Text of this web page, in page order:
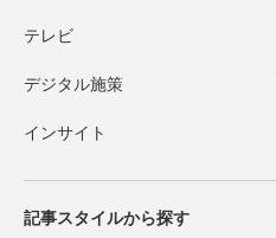
テレビ
デジタル施策
インサイト
記事スタイルから探す